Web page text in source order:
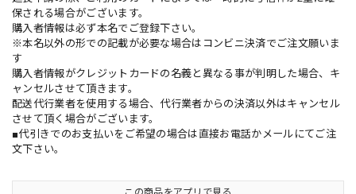
保される場合がございます。
購入者情報は必ず本名でご登録下さい。
※本名以外の形での記載が必要な場合はコンビニ決済でご注文願いま
す
購入者情報がクレジットカードの名義と異なる事が判明した場合、キ
ャンセルさせて頂きます。
配送代行業者を使用する場合、代行業者からの決済以外はキャンセル
させて頂く場合がございます。
■代引きでのお支払いをご希望の場合は直接お電話かメールにてご注
文下さい。